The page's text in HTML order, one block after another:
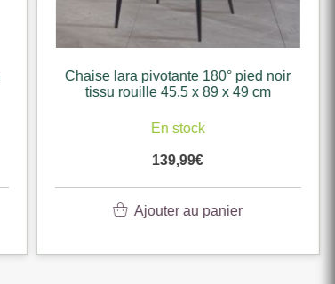
Chaise lara pivotante 180° pied noir
tissu rouille 45.5 x 89 x 49 cm
En stock
139,99€
Ajouter au panier